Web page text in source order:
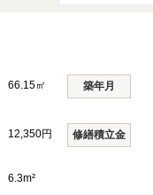
66.15㎡ 築年月
12,350円 修繕積立金
6.3m²